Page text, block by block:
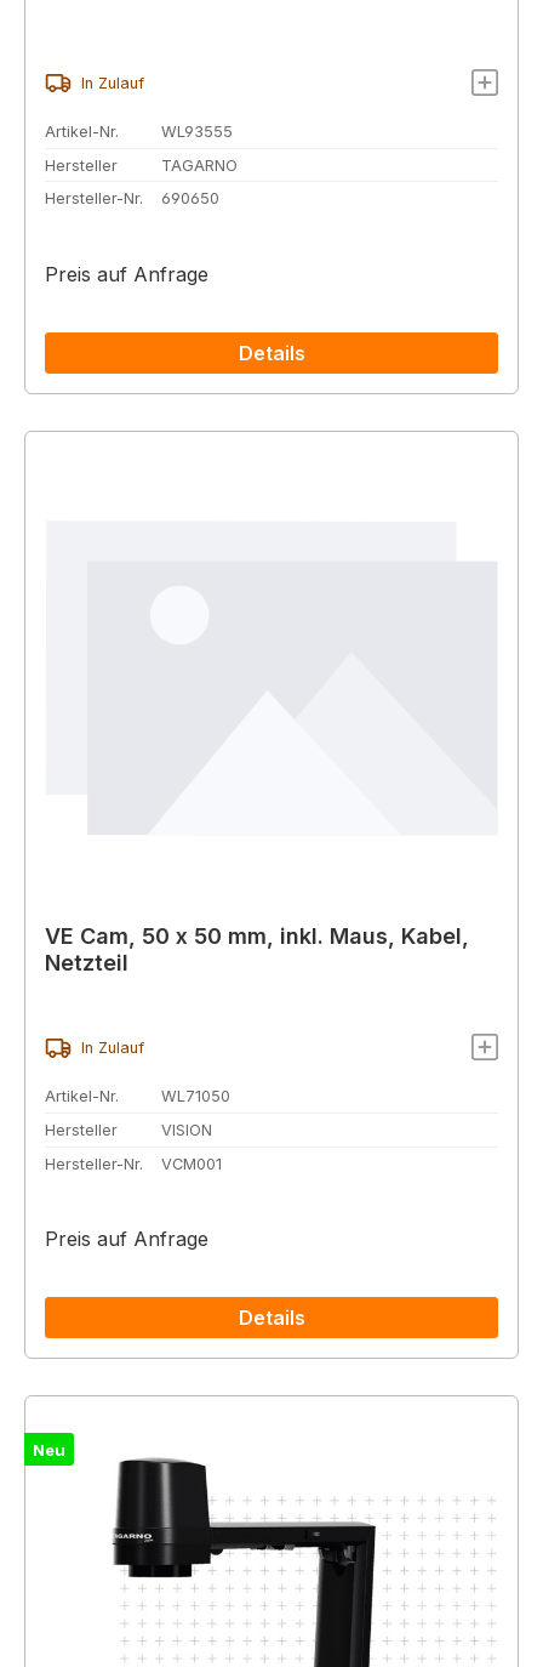
In Zulauf
Artikel-Nr.
WL93555
Hersteller
TAGARNO
Hersteller-Nr.
690650
Preis auf Anfrage
Details
VE Cam, 50 x 50 mm, inkl. Maus, Kabel,
Netzteil
In Zulauf
Artikel-Nr.
WL71050
Hersteller
VISION
Hersteller-Nr.
VCM001
Preis auf Anfrage
Details
Neu